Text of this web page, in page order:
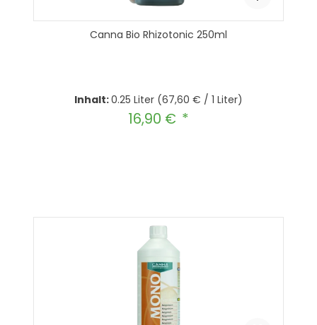
Canna Bio Rhizotonic 250ml
Inhalt:0.25 Liter (67,60 € / 1 Liter)
Regulärer Preis:
16,90 €